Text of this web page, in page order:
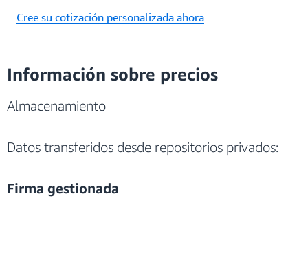
Cree su cotización personalizada ahora
Información sobre precios
Almacenamiento
Datos transferidos desde repositorios privados:
Firma gestionada